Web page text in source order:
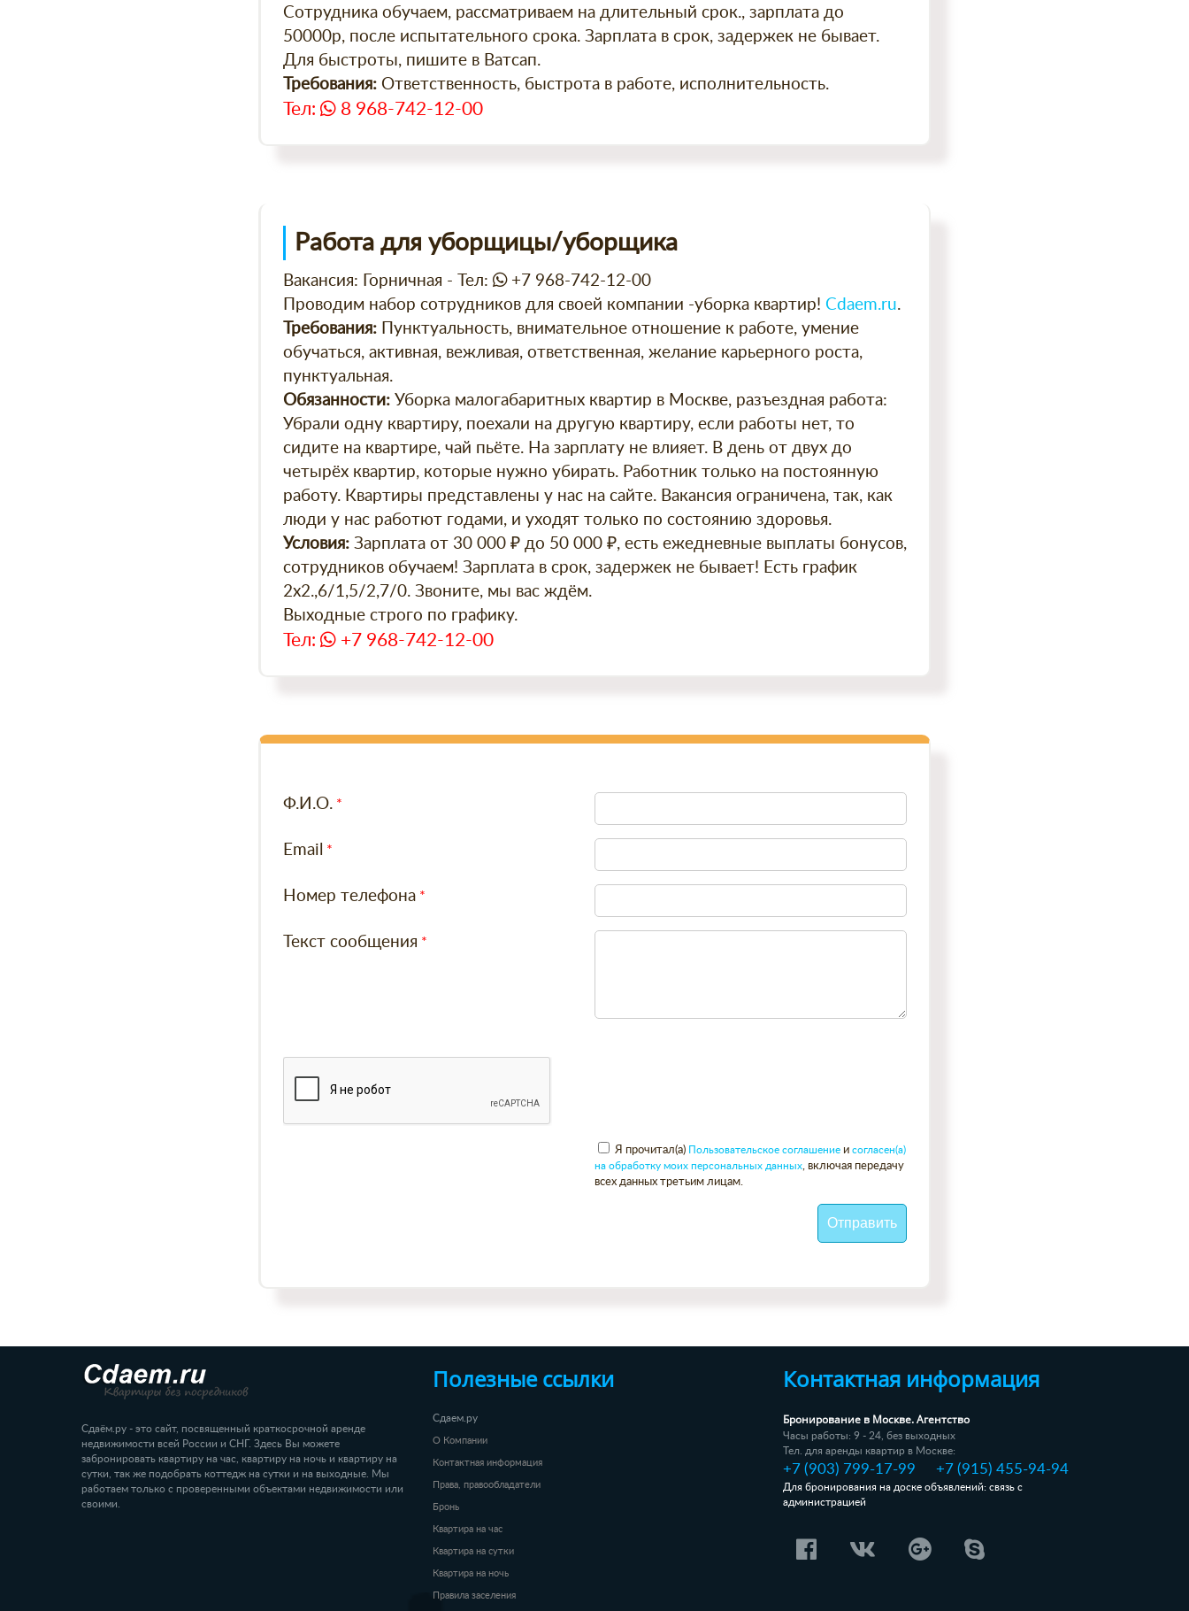
Сотрудника обучаем, рассматриваем на длительный срок., зарплата до
50000р, после испытательного срока. Зарплата в срок, задержек не бывает.
Для быстроты, пишите в Ватсап.
Требования: Ответственность, быстрота в работе, исполнительность.
Тел: 8 968-742-12-00
Работа для уборщицы/уборщика
Вакансия: Горничная - Тел:
+7 968-742-12-00
Проводим набор сотрудников для своей компании -уборка квартир! Сdaem.ru.
Требования: Пунктуальность, внимательное отношение к работе, умение
обучаться, активная, вежливая, ответственная, желание карьерного роста,
пунктуальная.
Обязанности: Уборка малогабаритных квартир в Москве, разъездная работа:
Убрали одну квартиру, поехали на другую квартиру, если работы нет, то
сидите на квартире, чай пьёте. На зарплату не влияет. В день от двух до
четырёх квартир, которые нужно убирать. Работник только на постоянную
работу. Квартиры представлены у нас на сайте. Вакансия ограничена, так, как
люди у нас работют годами, и уходят только по состоянию здоровья.
Условия: Зарплата от 30 000 ₽ до 50 000 ₽, есть ежедневные выплаты бонусов,
сотрудников обучаем! Зарплата в срок, задержек не бывает! Есть график
2х2.,6/1,5/2,7/0. Звоните, мы вас ждём.
Выходные строго по графику.
Тел: +7 968-742-12-00
Ф.И.О.
Email
Номер телефона
Текст сообщения
Я прочитал(а) Пользовательское соглашение и согласен(а)
на обработку моих персональных данных , включая передачу
всех данных третьим лицам.
Сдаём.ру - это сайт, посвященный краткосрочной аренде
недвижимости всей России и СНГ. Здесь Вы можете
забронировать квартиру на час, квартиру на ночь и квартиру на
сутки, так же подобрать коттедж на сутки и на выходные. Мы
работаем только с проверенными объектами недвижимости или
своими.
Полезные ссылки
Сдаем.ру
О Компании
Контактная информация
Права, правообладатели
Бронь
Квартира на час
Квартира на сутки
Квартира на ночь
Правила заселения
Контактная информация
Бронирование в Москве. Агентство
Часы работы: 9 - 24, без выходных
Тел. для аренды квартир в Москве:
+7 (903) 799-17-99 +7 (915) 455-94-94
Для бронирования на доске объявлений: связь с
администрацией